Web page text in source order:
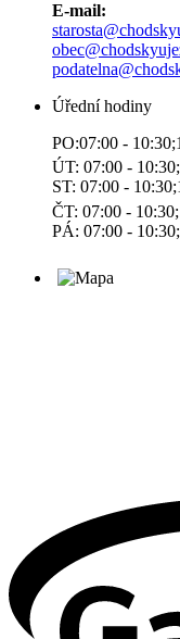
E-mail:
Úřední hodiny
PO:07:00 -
ÚT: 07:00 -
ST: 07:00 -
ČT: 07:00 -
PÁ: 07:00 -